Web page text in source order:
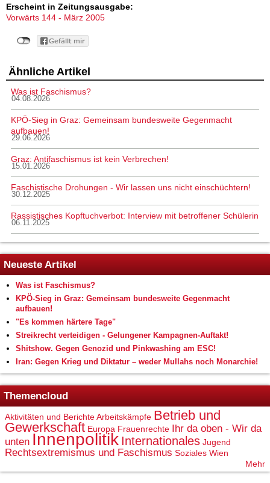
Erscheint in Zeitungsausgabe:
Vorwärts 144 - März 2005
Ähnliche Artikel
Was ist Faschismus?
04.08.2026
KPÖ-Sieg in Graz: Gemeinsam bundesweite Gegenmacht
aufbauen!
29.06.2026
Graz: Antifaschismus ist kein Verbrechen!
15.01.2026
Faschistische Drohungen - Wir lassen uns nicht einschüchtern!
30.12.2025
Rassistisches Kopftuchverbot: Interview mit betroffener Schülerin
06.11.2025
Neueste Artikel
Was ist Faschismus?
KPÖ-Sieg in Graz: Gemeinsam bundesweite Gegenmacht
aufbauen!
"Es kommen härtere Tage"
Streikrecht verteidigen - Gelungener Kampagnen-Auftakt!
Shitshow. Gegen Genozid und Pinkwashing am ESC!
Iran: Gegen Krieg und Diktatur – weder Mullahs noch Monarchie!
Themencloud
Aktivitäten und BerichteArbeitskämpfe Betrieb und
Gewerkschaft Europa Frauenrechte
Ihr da oben - Wir da
unten Innenpolitik Internationales Jugend
Rechtsextremismus und Faschismus Soziales Wien
Mehr